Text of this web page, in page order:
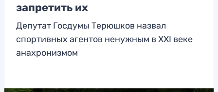
запретить их
Депутат Госдумы Терюшков назвал
спортивных агентов ненужным в XXI веке
анахронизмом